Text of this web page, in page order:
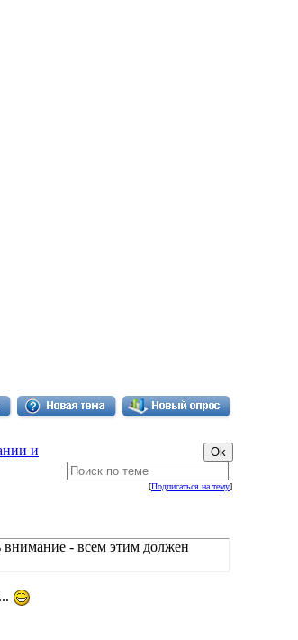
и
[Подписаться на тему]
внимание - всем этим должен